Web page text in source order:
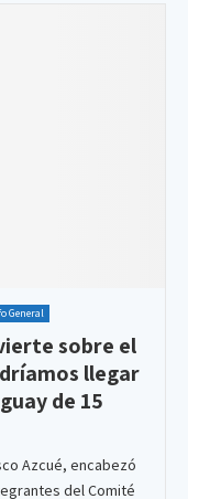
General
sobre el
llegar
de 15
Azcué, encabezó
del Comité